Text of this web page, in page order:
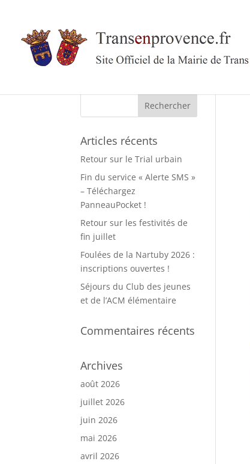
Rechercher :
Articles récents
Retour sur le Trial urbain
Fin du service « Alerte SMS »
– Téléchargez
PanneauPocket !
Retour sur les festivités de
fin juillet
Foulées de la Nartuby 2026 :
inscriptions ouvertes !
Séjours du Club des jeunes
et de l’ACM élémentaire
Commentaires récents
Archives
août 2026
juillet 2026
juin 2026
mai 2026
avril 2026